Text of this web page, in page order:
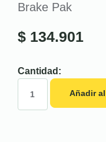
Brake Pak
$ 134.901
Cantidad:
Añadir